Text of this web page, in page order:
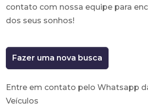
contato com nossa equipe para
dos seus sonhos!
Fazer uma nova busca
Entre em contato pelo Whatsapp
Veículos